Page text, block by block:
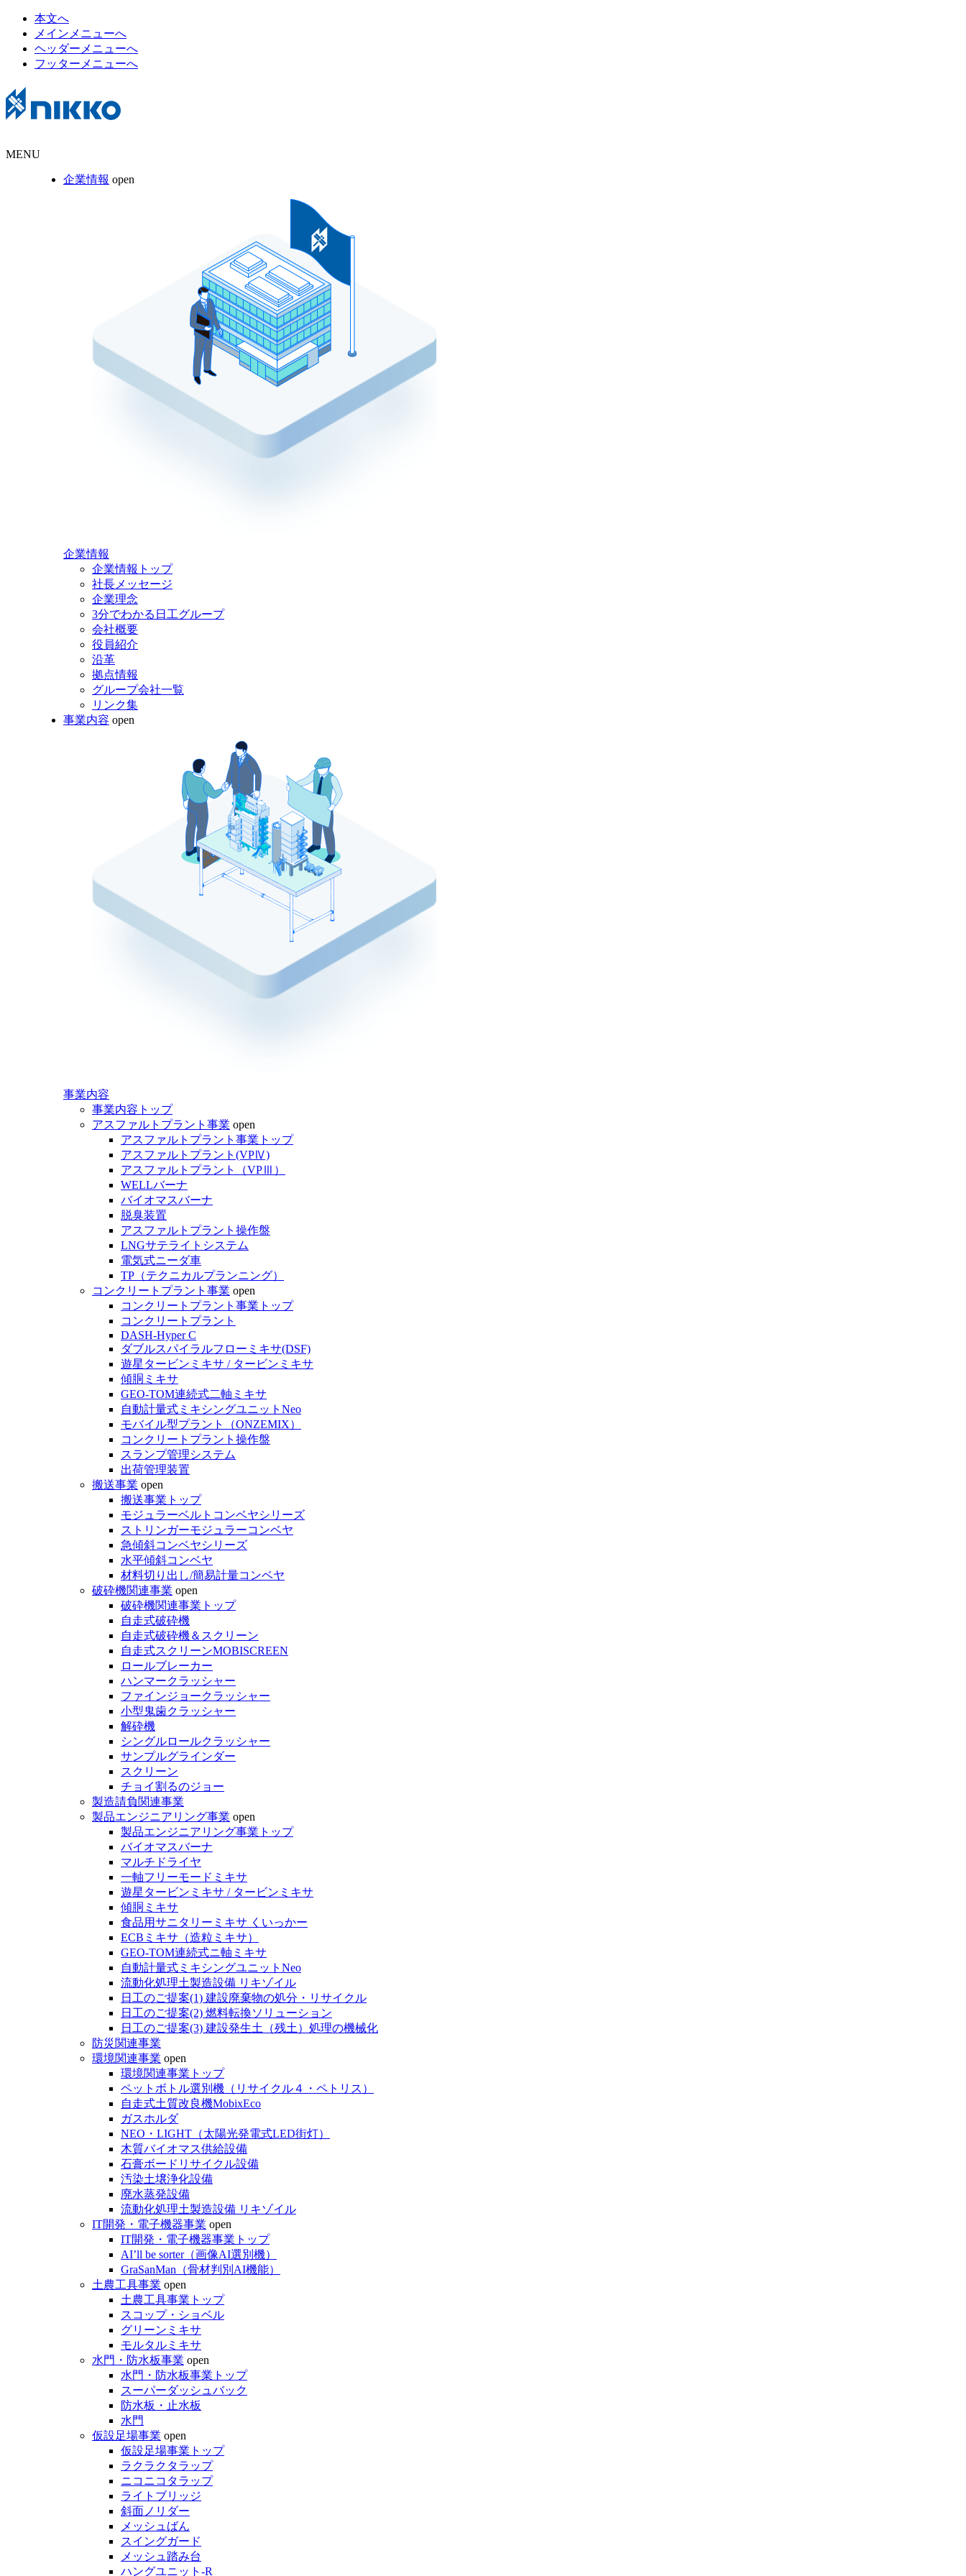
本文へ
メインメニューへ
ヘッダーメニューへ
フッターメニューへ
MENU
企業情報 open
企業情報
企業情報トップ
社長メッセージ
企業理念
3分でわかる日工グループ
会社概要
役員紹介
沿革
拠点情報
グループ会社一覧
リンク集
事業内容 open
事業内容
事業内容トップ
アスファルトプラント事業 open
アスファルトプラント事業トップ
アスファルトプラント(VPⅣ)
アスファルトプラント（VPⅢ）
WELLバーナ
バイオマスバーナ
脱臭装置
アスファルトプラント操作盤
LNGサテライトシステム
電気式ニーダ車
TP（テクニカルプランニング）
コンクリートプラント事業 open
コンクリートプラント事業トップ
コンクリートプラント
DASH-Hyper C
ダブルスパイラルフローミキサ(DSF)
遊星タービンミキサ / タービンミキサ
傾胴ミキサ
GEO-TOM連続式二軸ミキサ
自動計量式ミキシングユニットNeo
モバイル型プラント（ONZEMIX）
コンクリートプラント操作盤
スランプ管理システム
出荷管理装置
搬送事業 open
搬送事業トップ
モジュラーベルトコンベヤシリーズ
ストリンガーモジュラーコンベヤ
急傾斜コンベヤシリーズ
水平傾斜コンベヤ
材料切り出し/簡易計量コンベヤ
破砕機関連事業 open
破砕機関連事業トップ
自走式破砕機
自走式破砕機＆スクリーン
自走式スクリーンMOBISCREEN
ロールブレーカー
ハンマークラッシャー
ファインジョークラッシャー
小型鬼歯クラッシャー
解砕機
シングルロールクラッシャー
サンプルグラインダー
スクリーン
チョイ割るのジョー
製造請負関連事業
製品エンジニアリング事業 open
製品エンジニアリング事業トップ
バイオマスバーナ
マルチドライヤ
一軸フリーモードミキサ
遊星タービンミキサ / タービンミキサ
傾胴ミキサ
食品用サニタリーミキサ くいっかー
ECBミキサ（造粒ミキサ）
GEO-TOM連続式ニ軸ミキサ
自動計量式ミキシングユニットNeo
流動化処理土製造設備 リキゾイル
日工のご提案(1) 建設廃棄物の処分・リサイクル
日工のご提案(2) 燃料転換ソリューション
日工のご提案(3) 建設発生土（残土）処理の機械化
防災関連事業
環境関連事業 open
環境関連事業トップ
ペットボトル選別機（リサイクル４・ペトリス）
自走式土質改良機MobixEco
ガスホルダ
NEO・LIGHT（太陽光発電式LED街灯）
木質バイオマス供給設備
石膏ボードリサイクル設備
汚染土壌浄化設備
廃水蒸発設備
流動化処理土製造設備 リキゾイル
IT開発・電子機器事業 open
IT開発・電子機器事業トップ
AI’ll be sorter（画像AI選別機）
GraSanMan（骨材判別AI機能）
土農工具事業 open
土農工具事業トップ
スコップ・ショベル
グリーンミキサ
モルタルミキサ
水門・防水板事業 open
水門・防水板事業トップ
スーパーダッシュバック
防水板・止水板
水門
仮設足場事業 open
仮設足場事業トップ
ラクラクタラップ
ニコニコタラップ
ライトブリッジ
斜面ノリダー
メッシュばん
スイングガード
メッシュ踏み台
ハングユニット-R